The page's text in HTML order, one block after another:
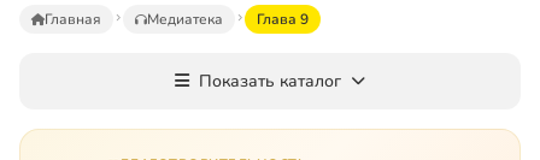
Главная Медиатека Глава 9
Показать каталог